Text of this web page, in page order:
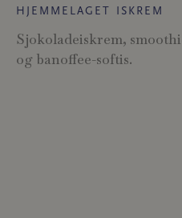
HJEMMELAGET ISKREM
Sjokoladeiskrem,
og banoffee-softis.